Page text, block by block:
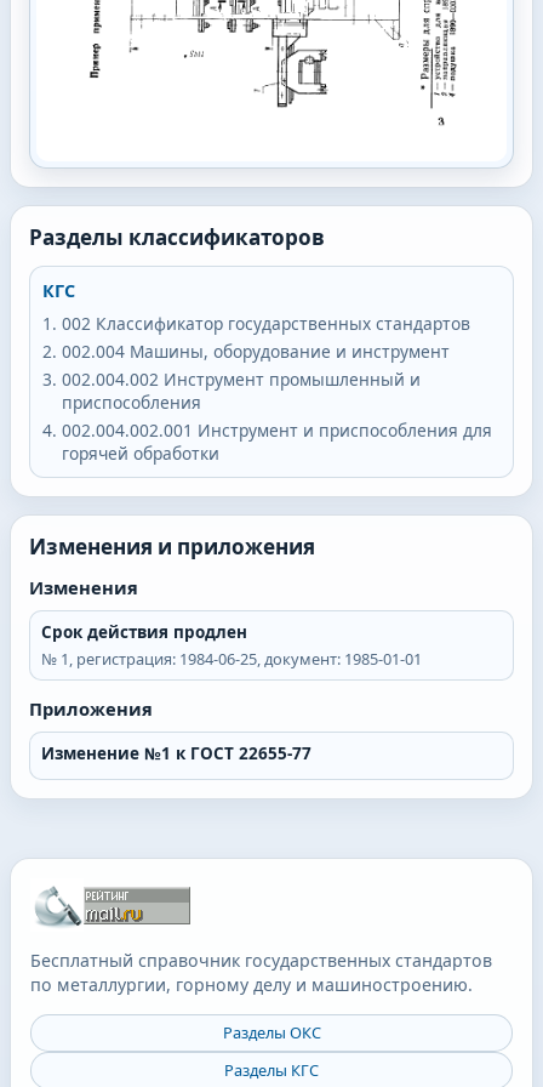
Разделы классификаторов
КГС
002 Классификатор государственных стандартов
002.004 Машины, оборудование и инструмент
002.004.002 Инструмент промышленный и
приспособления
002.004.002.001 Инструмент и приспособления для
горячей обработки
Изменения и приложения
Изменения
Срок действия продлен
№ 1, регистрация: 1984-06-25, документ: 1985-01-01
Приложения
Изменение №1 к ГОСТ 22655-77
Бесплатный справочник государственных стандартов
по металлургии, горному делу и машиностроению.
Разделы ОКС
Разделы КГС